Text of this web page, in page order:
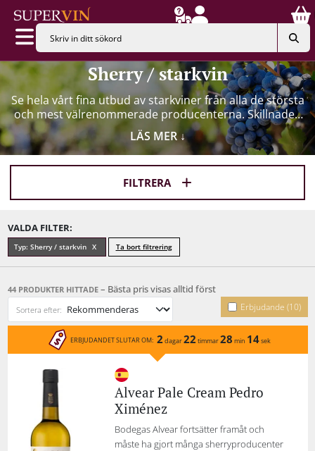
Sherry / starkvin
Se hela vårt fina utbud av starkviner från alla de största
och mest välrenommerade producenterna. Skillnaden
mellan vanliga röda eller vita viner och starkviner är
alkoholhalten, där starkviner ofta har en högre
alkoholhalt på omkring 15–22%. Det ger vinerna
betydligt större intensitet och fyllighet, vilket resulterar
i en mycket angenäm smak. Generellt lämnar
starkviner ett mer karaktäristiskt smakintryck än
LÄS MER↓
FILTRERA
VALDA FILTER:
Typ: Sherry / starkvin Ta bort filtrering
44 PRODUKTER HITTADE – Bästa pris visas alltid först
Erbjudande (10)
Sortera efter:
ERBJUDANDET SLUTAR OM: 2 dagar22 timmar28 min 14sek
Alvear Pale Cream Pedro
Ximénez
Bodegas Alvear fortsätter framåt och
måste ha gjort många sherryproducenter